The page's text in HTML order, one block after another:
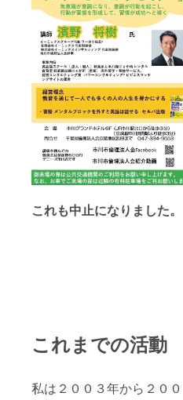
これも中止になりました。
これまでの活動
私は２００３年から２００